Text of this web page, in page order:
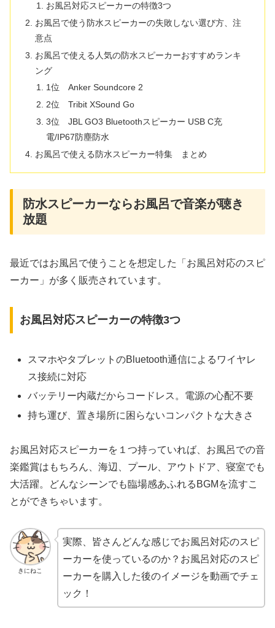
お風呂対応スピーカーの特徴3つ
お風呂で使う防水スピーカーの失敗しない選び方、注
意点
お風呂で使える人気の防水スピーカーおすすめランキ
ング
1位 Anker Soundcore 2
2位 Tribit XSound Go
3位 JBL GO3 Bluetoothスピーカー USB C充
電/IP67防塵防水
お風呂で使える防水スピーカー特集 まとめ
防水スピーカーならお風呂で音楽が聴き
放題
最近ではお風呂で使うことを想定した「お風呂対応のスピ
ーカー」が多く販売されています。
お風呂対応スピーカーの特徴3つ
スマホやタブレットのBluetooth通信によるワイヤレ
ス接続に対応
バッテリー内蔵だからコードレス。電源の心配不要
持ち運び、置き場所に困らないコンパクトな大きさ
お風呂対応スピーカーを１つ持っていれば、お風呂での音
楽鑑賞はもちろん、海辺、プール、アウトドア、寝室でも
大活躍。どんなシーンでも臨場感あふれるBGMを流すこ
とができちゃいます。
きにねこ
実際、皆さんどんな感じでお風呂対応のスピ
ーカーを使っているのか？お風呂対応のスピ
ーカーを購入した後のイメージを動画でチェ
ック！